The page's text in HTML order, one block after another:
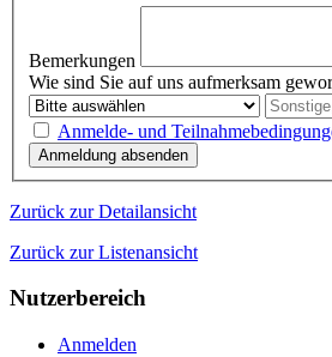
Bemerkungen
Wie sind Sie auf uns aufmerksam
Anmelde- und
Zurück zur Detailansicht
Zurück zur Listenansicht
Nutzerbereich
Anmelden